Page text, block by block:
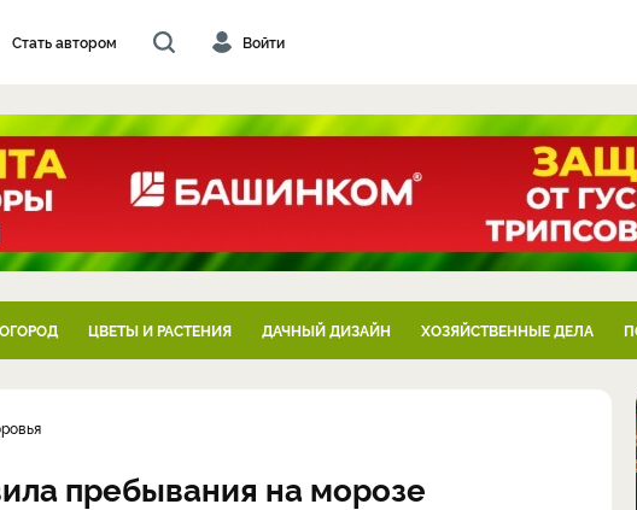
Стать автором Войти
ЦВЕТЫ И РАСТЕНИЯ ДАЧНЫЙ ДИЗАЙН ХОЗЯЙСТВЕННЫЕ ДЕЛА
пребывания на морозе